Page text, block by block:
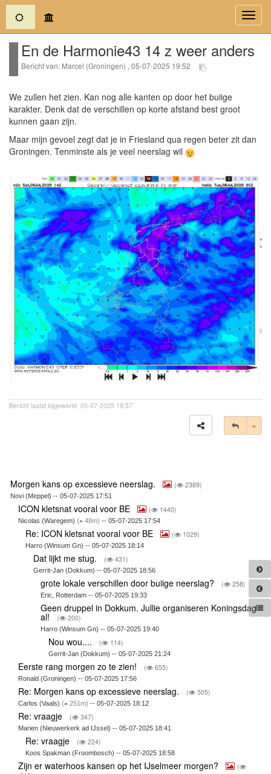
(current)
En de Harmonie43 14 z weer anders
Bericht van: Marcel (Groningen) , 05-07-2025 19:52
We zullen het zien. Kan nog alle kanten op door het buiige
karakter. Denk dat de verschillen op korte afstand best groot
kunnen gaan zijn.
Maar mijn gevoel zegt dat je in Friesland qua regen beter zit dan
Groningen. Tenminste als je veel neerslag wil
Bericht laatst bijgewerkt: 05-07-2025 19:57
Morgen kans op excessieve neerslag. ( 2389)
Novi (Meppel) -- 05-07-2025 17:51
ICON kletsnat vooral voor BE ( 1440)
Nicolas (Waregem) ( 48m) -- 05-07-2025 17:54
Re: ICON kletsnat vooral voor BE ( 1029)
Harro (Winsum Gn) -- 05-07-2025 18:14
Dat lijkt me stug. ( 431)
Gerrit-Jan (Dokkum) -- 05-07-2025 18:56
grote lokale verschillen door buiige neerslag? ( 258)
Eric, Rotterdam -- 05-07-2025 19:33
Geen druppel in Dokkum. Jullie organiseren Koningsdag
al! ( 200)
Harro (Winsum Gn) -- 05-07-2025 19:40
Nou wou.... ( 114)
Gerrit-Jan (Dokkum) -- 05-07-2025 21:24
Eerste rang morgen zo te zien! ( 655)
Ronald (Groningen) -- 05-07-2025 17:56
Re: Morgen kans op excessieve neerslag. ( 505)
Carlos (Vaals) ( 251m) -- 05-07-2025 18:12
Re: vraagje ( 347)
Marien (Nieuwerkerk ad IJssel) -- 05-07-2025 18:41
Re: vraagje ( 224)
Koos Spakman (Froombosch) -- 05-07-2025 18:58
Zijn er waterhoos kansen op het IJselmeer morgen?
(